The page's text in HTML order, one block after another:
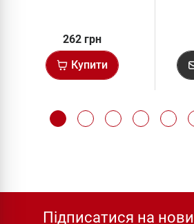
262 грн
Купити
Підписатися на